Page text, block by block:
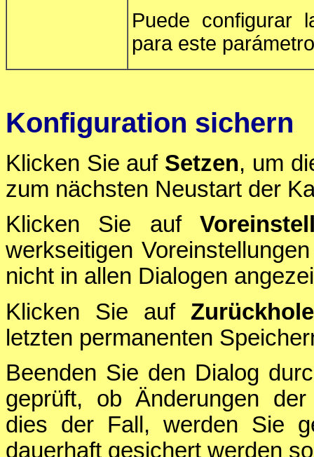
Puede configurar
para este
Konfiguration sichern
Klicken Sie auf Setzen, um
zum nächsten Neustart der
Klicken Sie auf
werkseitigen
nicht in allen Dialogen
Klicken Sie auf
letzten permanenten
Beenden Sie den Dialog
geprüft, ob Änderungen
dies der Fall, werden Sie
dauerhaft gesichert werden